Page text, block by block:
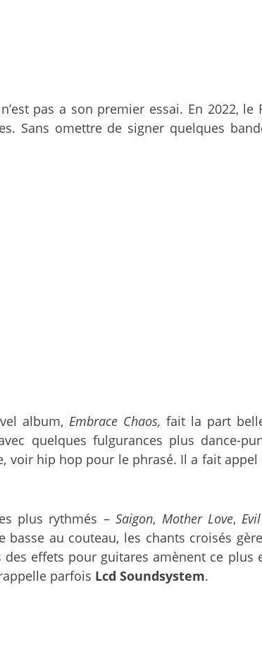
n’est pas a son premier essai. En 2022,
Sans omettre de signer quelques
album, Embrace Chaos, fait la part
quelques fulgurances plus dance-
voir hip hop pour le phrasé. Il a fait
plus rythmés –Saigon, Mother Love,
au couteau, les chants croisés
des effets pour guitares amènent ce
parfois Lcd Soundsystem.